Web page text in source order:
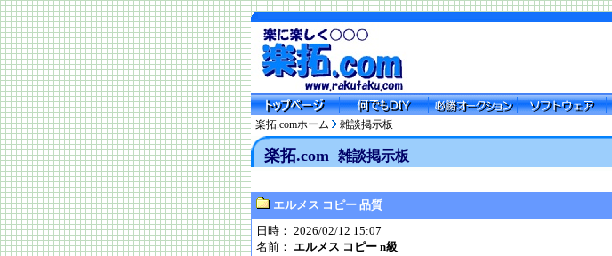
楽拓.comホーム 雑談掲示板
楽拓.com 雑談掲示板
エルメス コピー 品質
日時： 2026/02/12 15:07
名前： エルメス コピー n級